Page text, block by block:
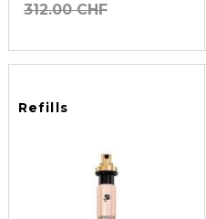
312.00 CHF
Refills